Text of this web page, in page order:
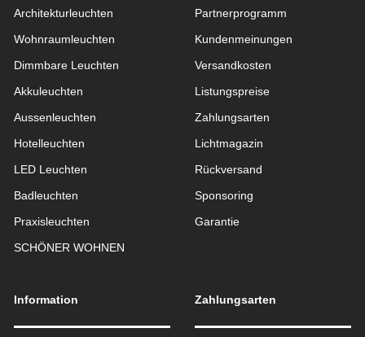
Architekturleuchten
Wohnraum­leuchten
Dimmbare Leuchten
Akkuleuchten
Aussen­leuchten
Hotelleuchten
LED Leuchten
Badleuchten
Praxisleuchten
SCHÖNER WOHNEN
Partnerprogramm
Kundenmeinungen
Versandkosten
Listungspreise
Zahlungsarten
Lichtmagazin
Rückversand
Sponsoring
Garantie
Information Zahlungsarten